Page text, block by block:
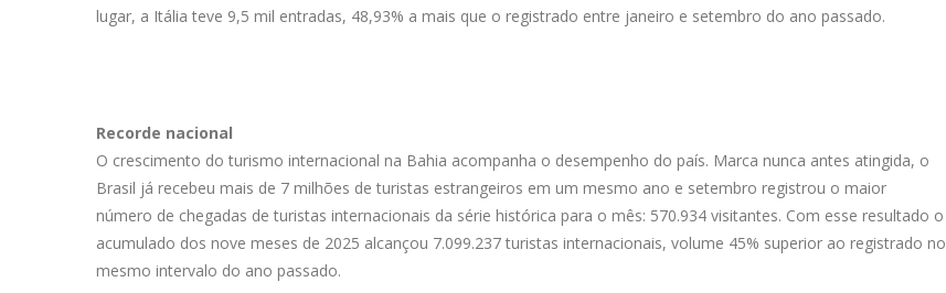
lugar, a Itália teve 9,5 mil entradas, 48,93% a mais que o registrado entre janeiro e setembro do ano passado.
Recorde nacional
O crescimento do turismo internacional na Bahia acompanha o desempenho do país. Marca nunca antes atingida, o
Brasil já recebeu mais de 7 milhões de turistas estrangeiros em um mesmo ano e setembro registrou o maior
número de chegadas de turistas internacionais da série histórica para o mês: 570.934 visitantes. Com esse resultado o
acumulado dos nove meses de 2025 alcançou 7.099.237 turistas internacionais, volume 45% superior ao registrado no
mesmo intervalo do ano passado.